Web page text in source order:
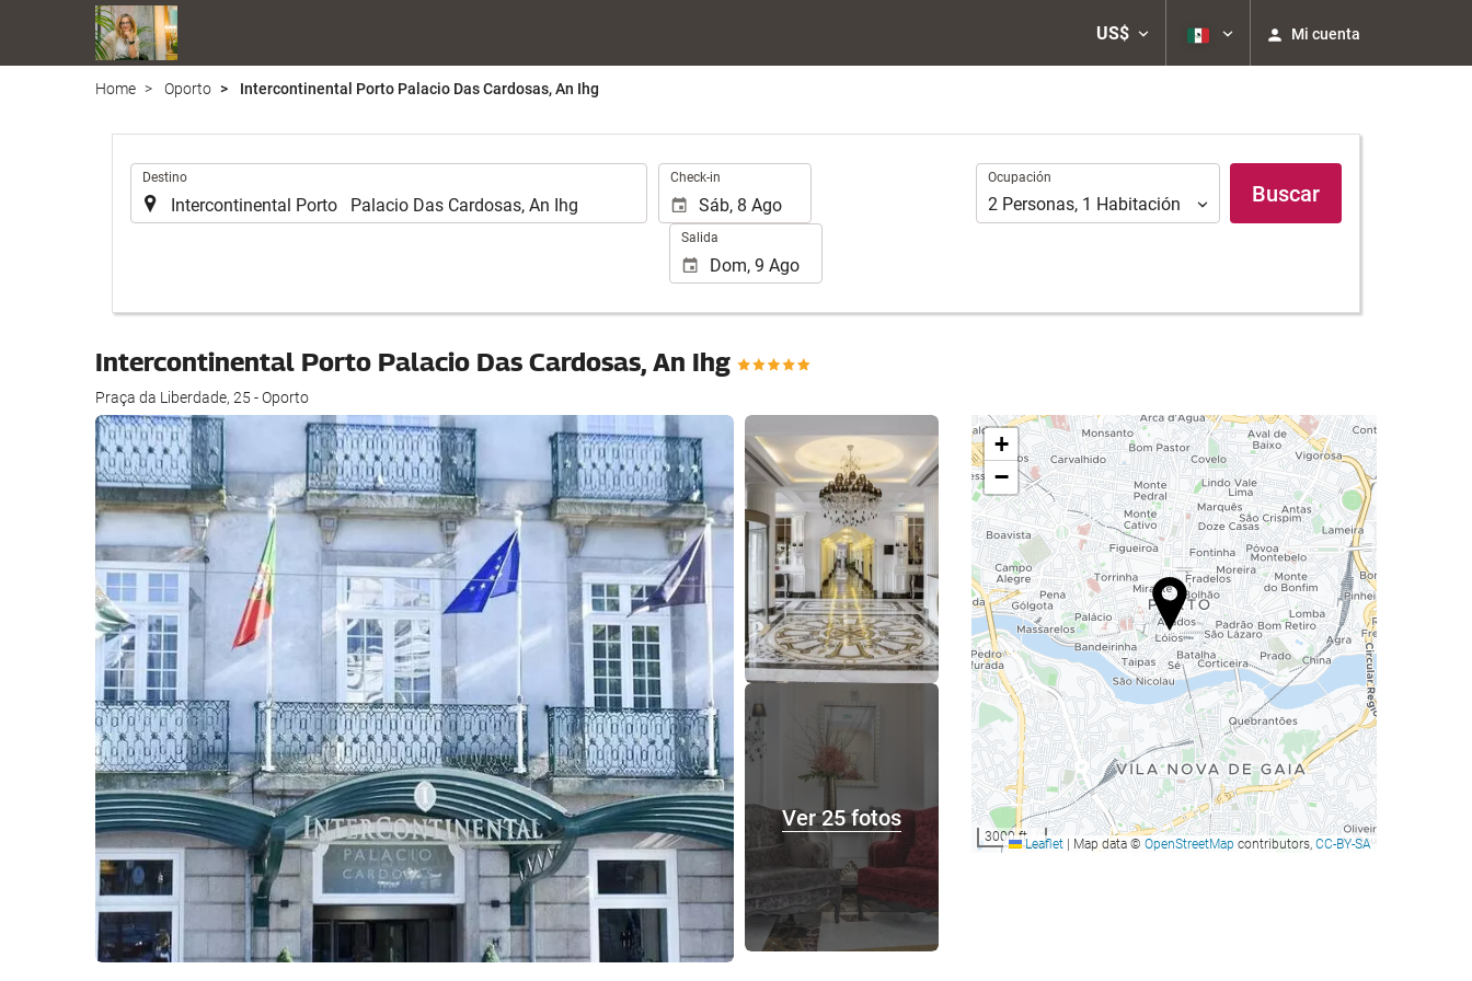
US$ Mi cuenta
Home Oporto Intercontinental Porto Palacio Das Cardosas, An Ihg
Destino Check-in
Salida
Ocupación
Ocupación
2 Personas, 1 Habitación Buscar
Intercontinental Porto Palacio Das Cardosas, An Ihg
Praça da Liberdade, 25 - Oporto
Ver 25 fotos
+
−
3000 ftLeaflet Map data © OpenStreetMap contributors, CC-BY-SA